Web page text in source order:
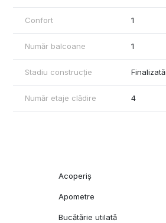
Confort 1
Număr balcoane 1
Stadiu construcție Finalizată
Număr etaje clădire 4
Acoperiș
Apometre
Bucătărie utilată